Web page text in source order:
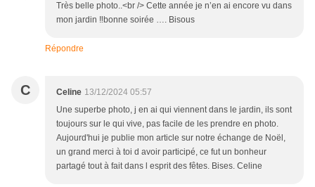
Très belle photo..<br /> Cette année je n’en ai encore vu dans
mon jardin ‼️bonne soirée …. Bisous
Répondre
C Celine 13/12/2024 05:57
Une superbe photo, j en ai qui viennent dans le jardin, ils sont
toujours sur le qui vive, pas facile de les prendre en photo.
Aujourd'hui je publie mon article sur notre échange de Noël,
un grand merci à toi d avoir participé, ce fut un bonheur
partagé tout à fait dans l esprit des fêtes. Bises. Celine